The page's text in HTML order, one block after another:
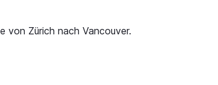
von Zürich nach Vancouver.